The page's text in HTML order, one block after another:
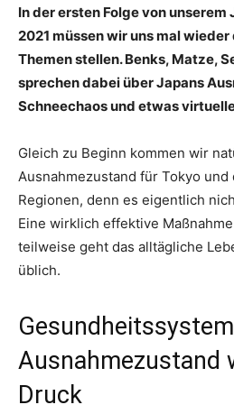
In der ersten Folge von
2021 müssen wir uns mal
Themen stellen. Benks, Matze,
sprechen dabei über Japans
Schneechaos und etwas
Gleich zu Beginn kommen wir
Ausnahmezustand für Tokyo
Regionen, denn es eigentlich
Eine wirklich effektive
teilweise geht das alltägliche
üblich.
Ausnahmezustand
Druck